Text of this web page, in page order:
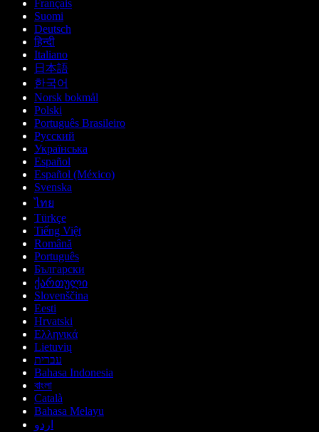
Français
Suomi
Deutsch
हिन्दी
Italiano
日本語
한국어
Norsk bokmål
Polski
Português Brasileiro
Русский
Українська
Español
Español (México)
Svenska
ไทย
Türkçe
Tiếng Việt
Română
Português
Български
ქართული
Slovenščina
Eesti
Hrvatski
Ελληνικά
Lietuvių
עברית
Bahasa Indonesia
বাংলা
Català
Bahasa Melayu
اردو